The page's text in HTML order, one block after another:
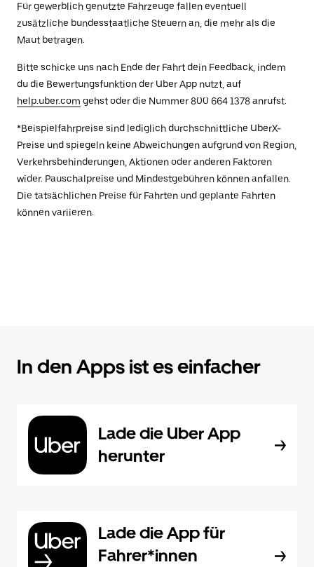
Für gewerblich genutzte Fahrzeuge fallen eventuell
zusätzliche bundesstaatliche Steuern an, die mehr als die
Maut betragen.
Bitte schicke uns nach Ende der Fahrt dein Feedback, indem
du die Bewertungsfunktion der Uber App nutzt, auf
help.uber.com gehst oder die Nummer 800 664 1378 anrufst.
*Beispielfahrpreise sind lediglich durchschnittliche UberX-
Preise und spiegeln keine Abweichungen aufgrund von Region,
Verkehrsbehinderungen, Aktionen oder anderen Faktoren
wider. Pauschalpreise und Mindestgebühren können anfallen.
Die tatsächlichen Preise für Fahrten und geplante Fahrten
können variieren.
In den Apps ist es einfacher
Lade die Uber App
herunter
Lade die App für
Fahrer*innen